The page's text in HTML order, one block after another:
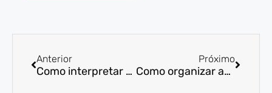
Anterior
Como interpretar e usar a Demonstração do Resultado do Exercício (DRE)?
Próximo
Como organizar as finanças do seu e-commerce